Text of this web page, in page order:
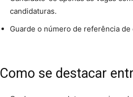
candidaturas.
Guarde o número de referência
Como se destacar